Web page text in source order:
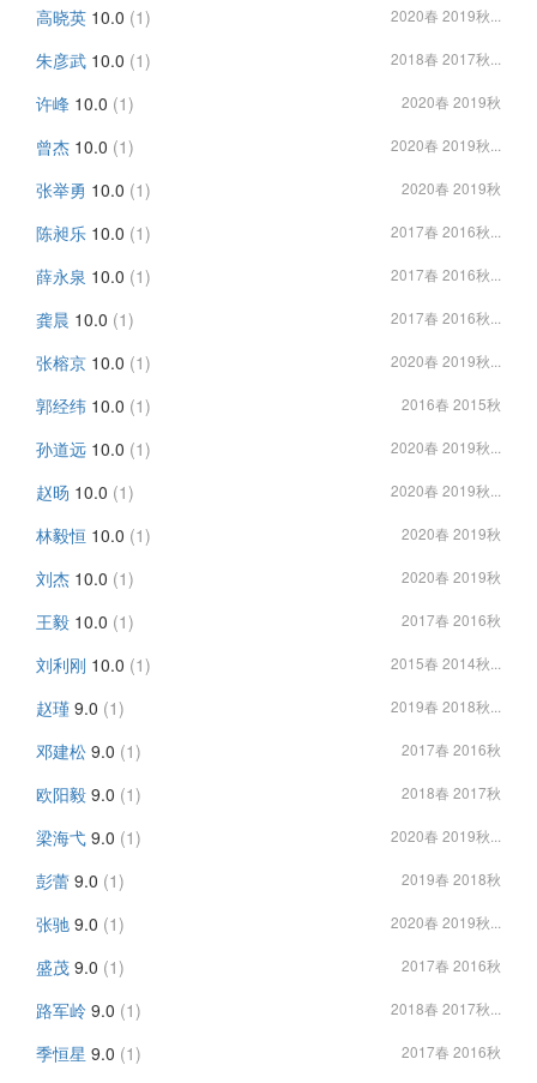
高晓英 10.0 (1) 2020春 2019秋...
朱彦武 10.0 (1) 2018春 2017秋...
许峰 10.0 (1) 2020春 2019秋
曾杰 10.0 (1) 2020春 2019秋...
张举勇 10.0 (1) 2020春 2019秋
陈昶乐 10.0 (1) 2017春 2016秋...
薛永泉 10.0 (1) 2017春 2016秋...
龚晨 10.0 (1) 2017春 2016秋...
张榕京 10.0 (1) 2020春 2019秋...
郭经纬 10.0 (1) 2016春 2015秋
孙道远 10.0 (1) 2020春 2019秋...
赵旸 10.0 (1) 2020春 2019秋...
林毅恒 10.0 (1) 2020春 2019秋
刘杰 10.0 (1) 2020春 2019秋
王毅 10.0 (1) 2017春 2016秋
刘利刚 10.0 (1) 2015春 2014秋...
赵瑾 9.0 (1) 2019春 2018秋...
邓建松 9.0 (1) 2017春 2016秋
欧阳毅 9.0 (1) 2018春 2017秋
梁海弋 9.0 (1) 2020春 2019秋...
彭蕾 9.0 (1) 2019春 2018秋
张驰 9.0 (1) 2020春 2019秋...
盛茂 9.0 (1) 2017春 2016秋
路军岭 9.0 (1) 2018春 2017秋...
季恒星 9.0 (1) 2017春 2016秋